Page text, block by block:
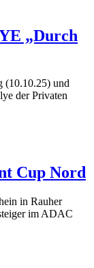
„Durch
(10.10.25) und
der Privaten
Cup Nord
in Rauher
im ADAC